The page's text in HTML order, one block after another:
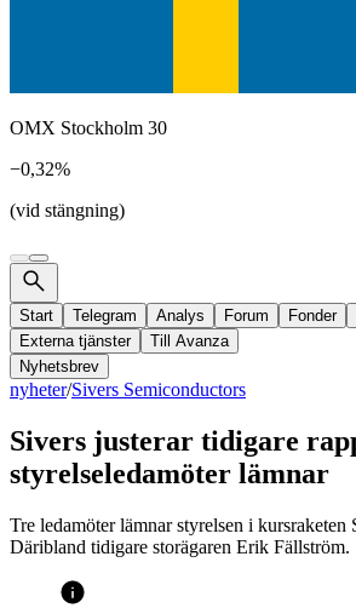
OMX Stockholm 30
−0,32%
(vid stängning)
Start Telegram Analys Forum Fonder
Externa tjänster
Till Avanza
Nyhetsbrev
nyheter/Sivers Semiconductors
Sivers justerar tidigare
styrelseledamöter lämnar
Tre ledamöter lämnar styrelsen i kursraketen
Däribland tidigare storägaren Erik Fällström.